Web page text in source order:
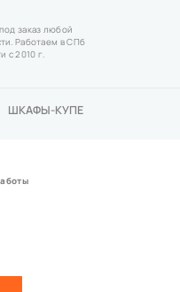
заказ любой
Работаем в СПб
с 2010 г.
ШКАФЫ-КУПЕ